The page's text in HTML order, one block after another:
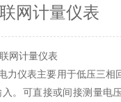
网计量仪表
网计量仪表
力仪表主要用于低压三相
。可直接或间接测量电